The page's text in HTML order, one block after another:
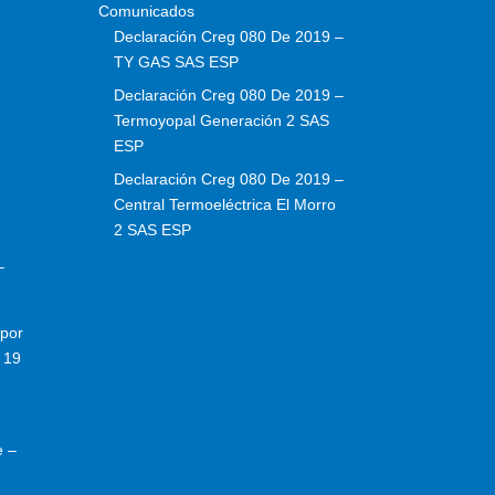
19
–
Comunicados
Declaración Creg 080 De 2019 –
TY GAS SAS ESP
Declaración Creg 080 De 2019 –
Termoyopal Generación 2 SAS
ESP
Declaración Creg 080 De 2019 –
Central Termoeléctrica El Morro
2 SAS ESP